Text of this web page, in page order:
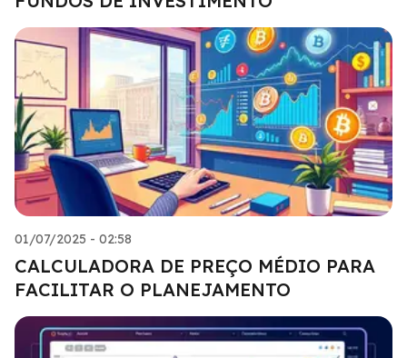
01/07/2025 - 02:58
CALCULADORA DE PREÇO MÉDIO PARA
FACILITAR O PLANEJAMENTO